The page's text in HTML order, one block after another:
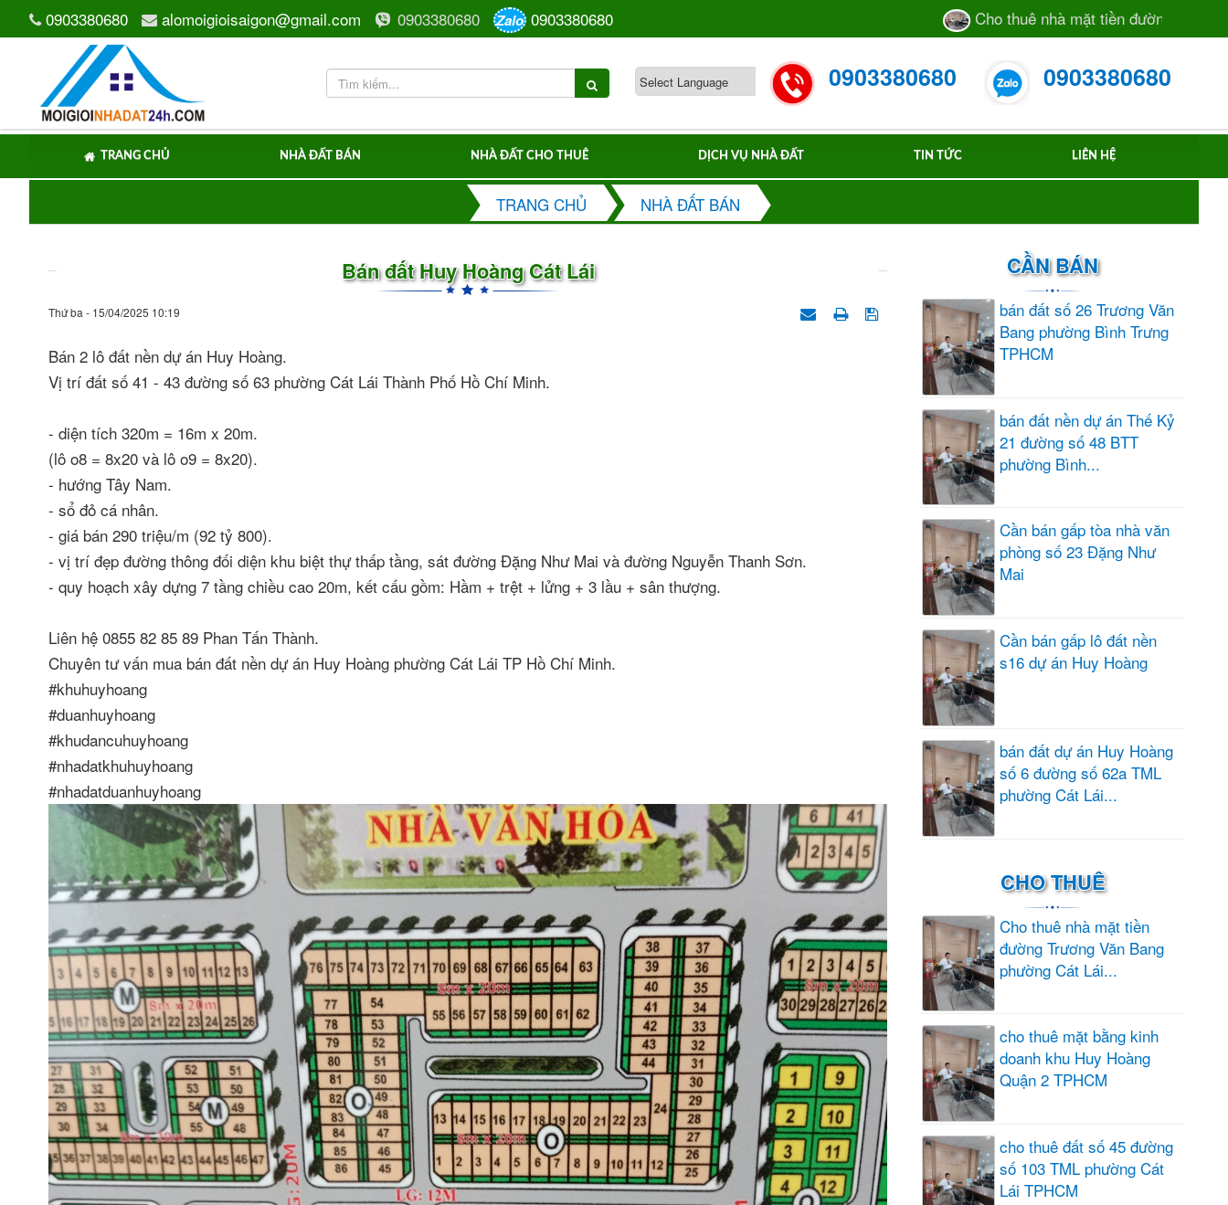
0903380680 alomoigioisaigon@gmail.com 0903380680 Zalo 0903380680 Cho thuê nhà mặt tiền đường Trương Văn
0903380680 0903380680
TRANG CHỦ NHÀ ĐẤT BÁN NHÀ ĐẤT CHO THUÊ DỊCH VỤ NHÀ ĐẤT TIN TỨC LIÊN HỆ
TRANG CHỦ NHÀ ĐẤT BÁN
Bán đất Huy Hoàng Cát Lái
Thứ ba - 15/04/2025 10:19
Bán 2 lô đất nền dự án Huy Hoàng.
Vị trí đất số 41 - 43 đường số 63 phường Cát Lái Thành Phố Hồ Chí Minh.
- diện tích 320m = 16m x 20m.
(lô o8 = 8x20 và lô o9 = 8x20).
- hướng Tây Nam.
- sổ đỏ cá nhân.
- giá bán 290 triệu/m (92 tỷ 800).
- vị trí đẹp đường thông đối diện khu biệt thự thấp tầng, sát đường Đặng Như Mai và đường Nguyễn Thanh Sơn.
- quy hoạch xây dựng 7 tầng chiều cao 20m, kết cấu gồm: Hầm + trệt + lửng + 3 lầu + sân thượng.
Liên hệ 0855 82 85 89 Phan Tấn Thành.
Chuyên tư vấn mua bán đất nền dự án Huy Hoàng phường Cát Lái TP Hồ Chí Minh.
#khuhuyhoang
#duanhuyhoang
#khudancuhuyhoang
#nhadatkhuhuyhoang
#nhadatduanhuyhoang
CẦN BÁN
bán đất số 26 Trương Văn
Bang phường Bình Trưng
TPHCM
bán đất nền dự án Thế Kỷ
21 đường số 48 BTT
phường Bình...
Cần bán gấp tòa nhà văn
phòng số 23 Đặng Như
Mai
Cần bán gấp lô đất nền
s16 dự án Huy Hoàng
bán đất dự án Huy Hoàng
số 6 đường số 62a TML
phường Cát Lái...
CHO THUÊ
Cho thuê nhà mặt tiền
đường Trương Văn Bang
phường Cát Lái...
cho thuê mặt bằng kinh
doanh khu Huy Hoàng
Quận 2 TPHCM
cho thuê đất số 45 đường
số 103 TML phường Cát
Lái TPHCM